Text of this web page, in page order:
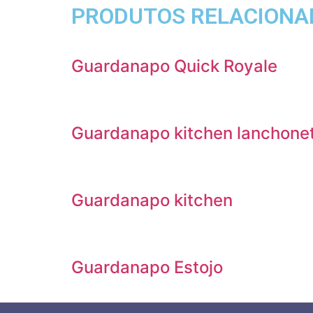
PRODUTOS
Guardanapo Quick Royale
Guardanapo kitchen
Guardanapo kitchen
Guardanapo Estojo